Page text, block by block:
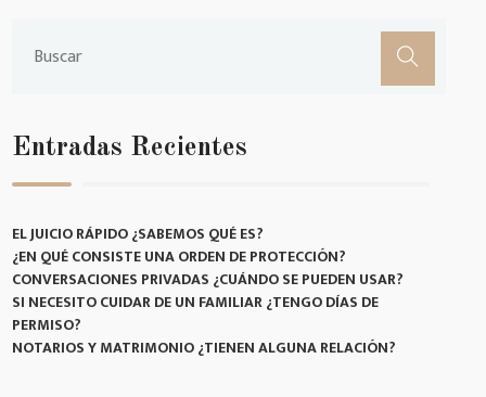
Entradas Recientes
EL JUICIO RÁPIDO ¿SABEMOS QUÉ ES?
¿EN QUÉ CONSISTE UNA ORDEN DE PROTECCIÓN?
CONVERSACIONES PRIVADAS ¿CUÁNDO SE PUEDEN USAR?
SI NECESITO CUIDAR DE UN FAMILIAR ¿TENGO DÍAS DE
PERMISO?
NOTARIOS Y MATRIMONIO ¿TIENEN ALGUNA RELACIÓN?